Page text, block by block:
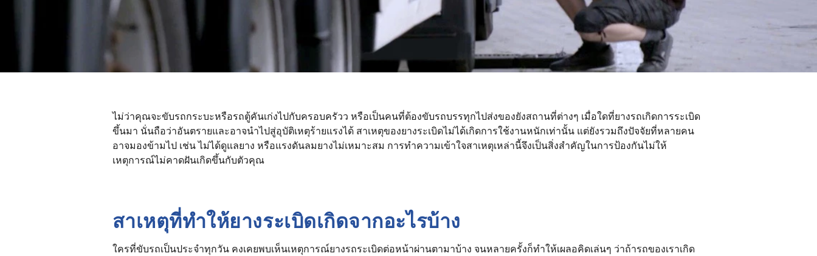
รถไฟโดยสารในเมือง
ไม่ว่าคุณจะขับรถกระบะหรือรถตู้คันเก่งไปกับครอบครัวว หรือเป็นคนที่ต้องขับรถบรรทุกไปส่งของยังสถานที่ต่างๆ เมื่อใดที่ยางรถเกิดการระเบิด
ขึ้นมา นั่นถือว่าอันตรายและอาจนำไปสู่อุบัติเหตุร้ายแรงได้ สาเหตุของยางระเบิดไม่ได้เกิดการใช้งานหนักเท่านั้น แต่ยังรวมถึงปัจจัยที่หลายคน
อาจมองข้ามไป เช่น ไม่ได้ดูแลยาง หรือแรงดันลมยางไม่เหมาะสม การทำความเข้าใจสาเหตุเหล่านี้จึงเป็นสิ่งสำคัญในการป้องกันไม่ให้
เหตุการณ์ไม่คาดฝันเกิดขึ้นกับตัวคุณ
สาเหตุที่ทำให้ยางระเบิดเกิดจากอะไรบ้าง
ใครที่ขับรถเป็นประจำทุกวัน คงเคยพบเห็นเหตุการณ์ยางรถระเบิดต่อหน้าผ่านตามาบ้าง จนหลายครั้งก็ทำให้เผลอคิดเล่นๆ ว่าถ้ารถของเราเกิด